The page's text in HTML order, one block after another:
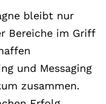
bleibt nur
Bereiche im Griff
und Messaging
zusammen.